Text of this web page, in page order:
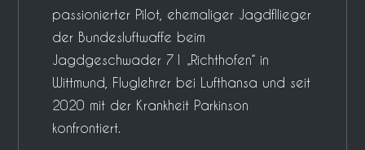
passionierter Pilot, ehemaliger Jagdfllieger
der Bundesluftwaffe beim
Jagdgeschwader 71 „Richthofen“ in
Wittmund, Fluglehrer bei Lufthansa und seit
2020 mit der Krankheit Parkinson
konfrontiert.